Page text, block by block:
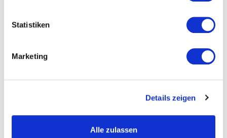
Statistiken
Marketing
Details zeigen
Alle zulassen
Unsere Vorträge zu Entertainment beleuchten, wie
Menschen zu erreichen. Die Referenten verbinden
Events, Kommunikation und wirkungsvolle Auftritte.
Storytelling als Schlüssel zur
Begeisterung
Gute Geschichten schaffen Aufmerksamkeit,